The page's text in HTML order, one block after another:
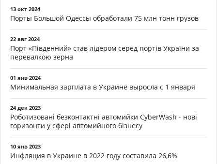
13 окт 2024
Порты Большой Одессы обработали 75 млн тонн грузов
22 авг 2024
Порт «Південний» став лідером серед портів України за
перевалкою зерна
01 янв 2024
Минимальная зарплата в Украине выросла с 1 января
24 дек 2023
Роботизовані безконтактні автомийки CyberWash - нові
горизонти у сфері автомийного бізнесу
10 янв 2023
Инфляция в Украине в 2022 году составила 26,6%